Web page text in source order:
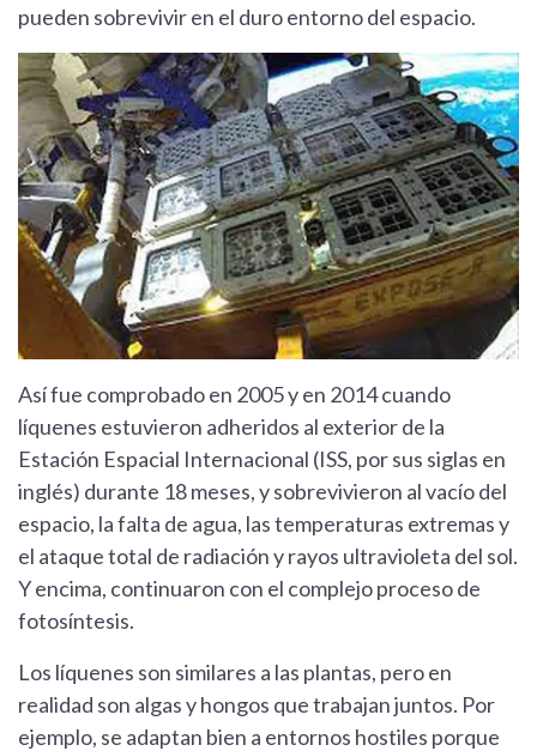
pueden sobrevivir en el duro entorno del espacio.
Así fue comprobado en 2005 y en 2014 cuando
líquenes estuvieron adheridos al exterior de la
Estación Espacial Internacional (ISS, por sus siglas en
inglés) durante 18 meses, y sobrevivieron al vacío del
espacio, la falta de agua, las temperaturas extremas y
el ataque total de radiación y rayos ultravioleta del sol.
Y encima, continuaron con el complejo proceso de
fotosíntesis.
Los líquenes son similares a las plantas, pero en
realidad son algas y hongos que trabajan juntos. Por
ejemplo, se adaptan bien a entornos hostiles porque